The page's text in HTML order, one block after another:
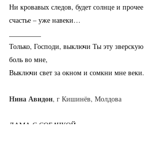
Ни кровавых следов, будет солнце и прочее
счастье – уже навеки…
Только, Господи, выключи Ты эту зверскую
боль во мне,
Выключи свет за окном и сомкни мне веки.
Нина Авидон, г Кишинёв, Молдова
ДАМА С СОБАЧКОЙ